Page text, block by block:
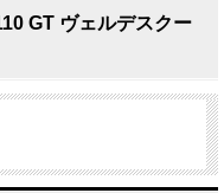
GT ヴェルデスクー